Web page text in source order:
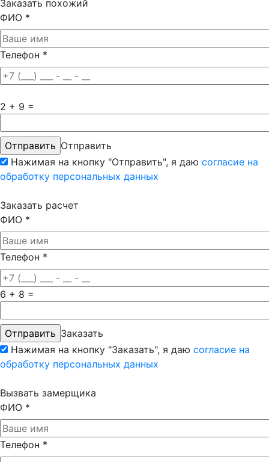
Заказать похожий
ФИО *
Телефон *
2 + 9 =
Отправить
Нажимая на кнопку "Отправить", я даю согласие на
обработку персональных данных
Заказать расчет
ФИО *
Телефон *
6 + 8 =
Заказать
Нажимая на кнопку "Заказать", я даю согласие на
обработку персональных данных
Вызвать замерщика
ФИО *
Телефон *